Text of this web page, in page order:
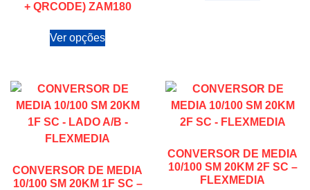
+ QRCODE) ZAM180
Ver opções
CONVERSOR DE MEDIA
10/100 SM 20KM 1F SC –
CONVERSOR DE MEDIA
10/100 SM 20KM 2F SC –
FLEXMEDIA